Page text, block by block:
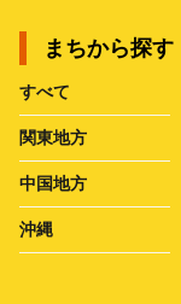
まちから探す
すべて
関東地方
中国地方
沖縄